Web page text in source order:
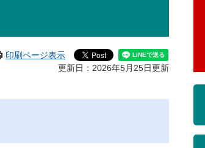
印刷ページ表示
更新日：2026年5月25日更新